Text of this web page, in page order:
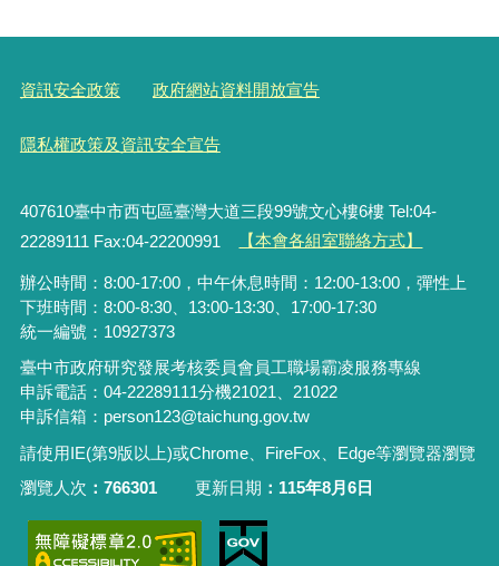
資訊安全政策 政府網站資料開放宣告
隱私權政策及資訊安全宣告
407610臺中市西屯區臺灣大道三段99號文心樓6樓 Tel:04-
22289111 Fax:04-22200991
【本會各組室聯絡方式】
辦公時間：8:00-17:00，中午休息時間：12:00-13:00，彈性上
下班時間：8:00-8:30、13:00-13:30、17:00-17:30
統一編號：10927373
臺中市政府研究發展考核委員會員工職場霸凌服務專線
申訴電話：04-22289111分機21021、21022
申訴信箱：person123@taichung.gov.tw
請使用IE(第9版以上)或Chrome、FireFox、Edge等瀏覽器瀏覽
瀏覽人次
766301 更新日期 115年8月6日